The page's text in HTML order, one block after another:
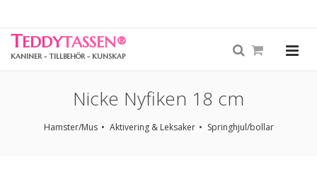
TEDDYTASSEN®
KANINER - TILLBEHÖR - KUNSKAP
Nicke Nyfiken 18 cm
Hamster/Mus Aktivering & Leksaker Springhjul/bollar